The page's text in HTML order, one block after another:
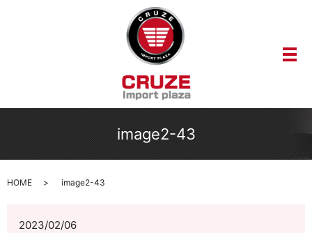
メ
image2-43
HOME image2-43
2023/02/06